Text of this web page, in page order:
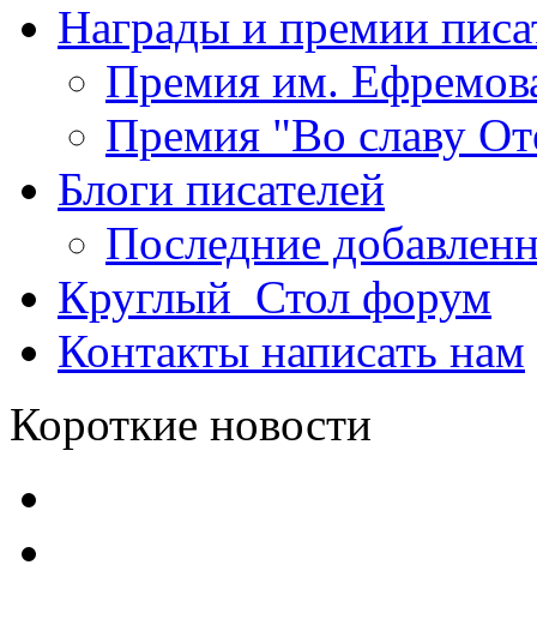
Награды и премии
Премия им.
Премия "Во славу
Блоги писателей
Последние
Круглый_Стол форум
Контакты написать нам
Короткие новости